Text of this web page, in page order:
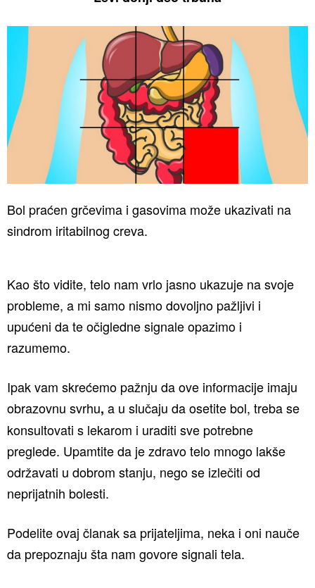
Bol praćen grčevima i gasovima može ukazivati na
sindrom iritabilnog creva.
Kao što vidite, telo nam vrlo jasno ukazuje na svoje
probleme, a mi samo nismo dovoljno pažljivi i
upućeni da te očigledne signale opazimo i
razumemo.
Ipak vam skrećemo pažnju da ove informacije imaju
obrazovnu svrhu, a u slučaju da osetite bol, treba se
konsultovati s lekarom i uraditi sve potrebne
preglede. Upamtite da je zdravo telo mnogo lakše
održavati u dobrom stanju, nego se izlečiti od
neprijatnih bolesti.
Podelite ovaj članak sa prijateljima, neka i oni nauče
da prepoznaju šta nam govore signali tela.